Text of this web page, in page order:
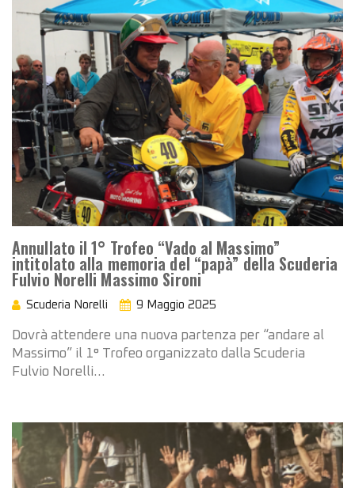
Annullato il 1° Trofeo “Vado al Massimo”
intitolato alla memoria del “papà” della Scuderia
Fulvio Norelli Massimo Sironi
Scuderia Norelli 9 Maggio 2025
Dovrà attendere una nuova partenza per “andare al
Massimo” il 1° Trofeo organizzato dalla Scuderia
Fulvio Norelli…